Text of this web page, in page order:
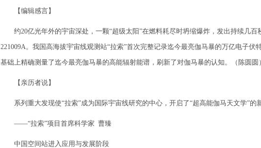
【编辑感言】
约20亿光年外的宇宙深处，一颗“超级太阳”在燃料耗尽时坍缩爆炸，发出持续几
221009A。我国高海拔宇宙线观测站“拉索”首次完整记录迄今最亮伽马暴的万亿电子伏
基础上精确测量了迄今最亮伽马暴的高能辐射能谱，刷新了对伽马暴的认知。（陈圆
【亲历者说】
系列重大发现使“拉索”成为国际宇宙线研究的中心，开启了“超高能伽马天文学”的
——“拉索”项目首席科学家 曹臻
中国空间站进入应用与发展阶段